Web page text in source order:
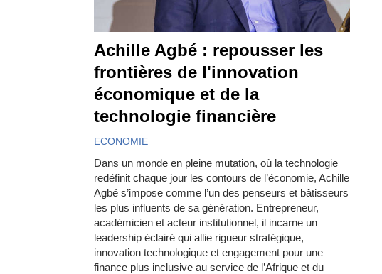
Achille Agbé : repousser les
frontières de l'innovation
économique et de la
technologie financière
ECONOMIE
Dans un monde en pleine mutation, où la technologie
redéfinit chaque jour les contours de l’économie, Achille
Agbé s’impose comme l’un des penseurs et bâtisseurs
les plus influents de sa génération. Entrepreneur,
académicien et acteur institutionnel, il incarne un
leadership éclairé qui allie rigueur stratégique,
innovation technologique et engagement pour une
finance plus inclusive au service de l’Afrique et du